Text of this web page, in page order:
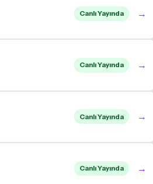
Canlı Yayında →
Canlı Yayında →
Canlı Yayında →
Canlı Yayında →